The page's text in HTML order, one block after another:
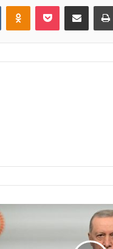
VKontakteOdnoklassniki
Pocket E-Posta ile paylaş